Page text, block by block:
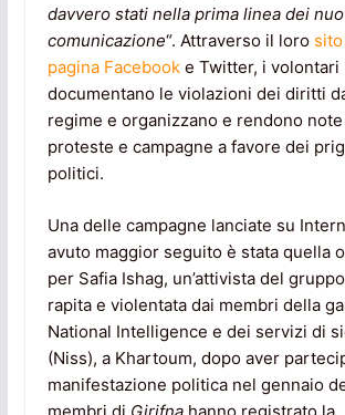
davvero stati nella prima linea dei
comunicazione“. Attraverso il loro
pagina Facebooke Twitter, i volontari
documentano le violazioni dei diritti
regime e organizzano e rendono
proteste e campagne a favore dei
politici.
Una delle campagne lanciate su
avuto maggior seguito è stata quella
per Safia Ishag, un’attivista del
rapita e violentata dai membri della
National Intelligence e dei servizi di
(Niss), a Khartoum, dopo aver
manifestazione politica nel gennaio
membri di Girifnahanno registrato la